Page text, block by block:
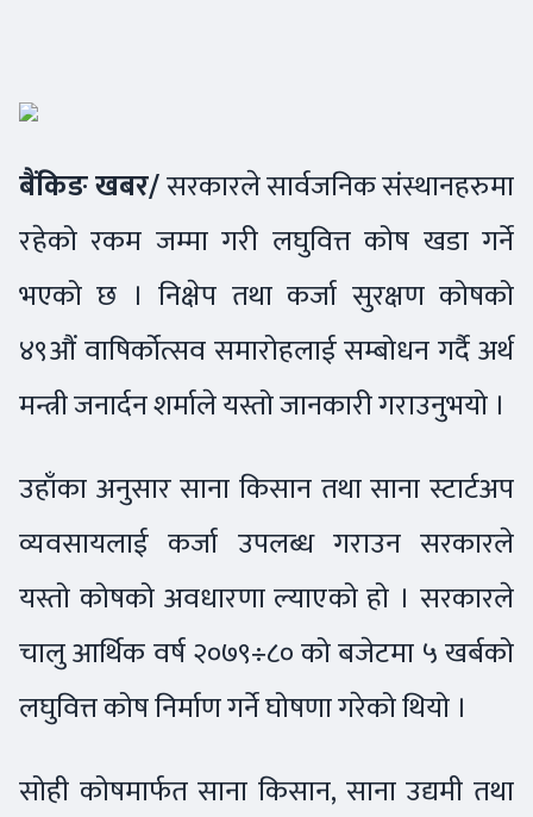
बैंकिङ खबर/सरकारले सार्वजनिक संस्थानहरुमा
रहेको रकम जम्मा गरी लघुवित्त कोष खडा गर्ने
भएको छ । निक्षेप तथा कर्जा सुरक्षण कोषको
४९औं वाषिर्कोत्सव समारोहलाई सम्बोधन गर्दै अर्थ
मन्त्री जनार्दन शर्माले यस्तो जानकारी गराउनुभयो ।
उहाँका अनुसार साना किसान तथा साना स्टार्टअप
व्यवसायलाई कर्जा उपलब्ध गराउन सरकारले
यस्तो कोषको अवधारणा ल्याएको हो । सरकारले
चालु आर्थिक वर्ष २०७९÷८० को बजेटमा ५ खर्बको
लघुवित्त कोष निर्माण गर्ने घोषणा गरेको थियो ।
सोही कोषमार्फत साना किसान, साना उद्यमी तथा